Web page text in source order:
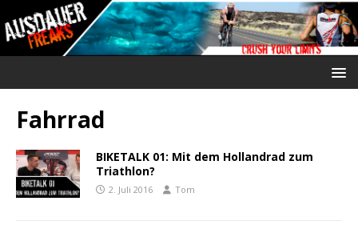
Fahrrad
BIKETALK 01: Mit dem Hollandrad zum
Triathlon?
2. Juli 2016 Tom